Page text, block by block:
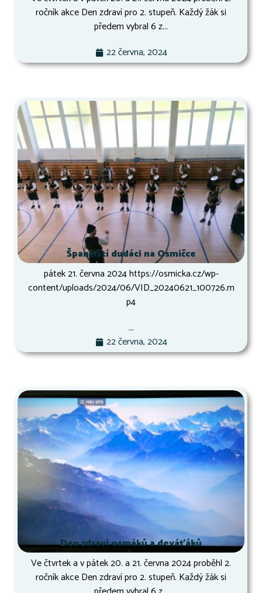
ročník akce Den zdraví pro 2. stupeň. Každý žák si
předem vybral 6 z...
22 června, 2024
Španělští dudáci na Osmičce
pátek 21. června 2024 https://osmicka.cz/wp-
content/uploads/2024/06/VID_20240621_100726.m
p4
...
22 června, 2024
Den zdraví osmáků a deváťáků
Ve čtvrtek a v pátek 20. a 21. června 2024 proběhl 2.
ročník akce Den zdraví pro 2. stupeň. Každý žák si